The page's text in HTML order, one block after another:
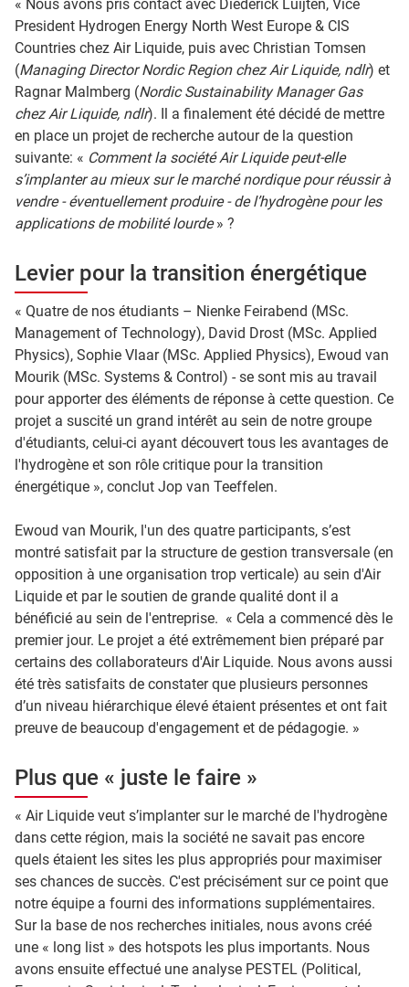
« Nous avons pris contact avec Diederick Luijten, Vice
President Hydrogen Energy North West Europe & CIS
Countries chez Air Liquide, puis avec Christian Tomsen
(Managing Director Nordic Region chez Air Liquide, ndlr) et
Ragnar Malmberg (Nordic Sustainability Manager Gas
chez Air Liquide, ndlr). Il a finalement été décidé de mettre
en place un projet de recherche autour de la question
suivante: « Comment la société Air Liquide peut-elle
s’implanter au mieux sur le marché nordique pour réussir à
vendre - éventuellement produire - de l’hydrogène pour les
applications de mobilité lourde» ?
Levier pour la transition énergétique
« Quatre de nos étudiants – Nienke Feirabend (MSc.
Management of Technology), David Drost (MSc. Applied
Physics), Sophie Vlaar (MSc. Applied Physics), Ewoud van
Mourik (MSc. Systems & Control) - se sont mis au travail
pour apporter des éléments de réponse à cette question. Ce
projet a suscité un grand intérêt au sein de notre groupe
d'étudiants, celui-ci ayant découvert tous les avantages de
l'hydrogène et son rôle critique pour la transition
énergétique », conclut Jop van Teeffelen.
Ewoud van Mourik, l'un des quatre participants, s’est
montré satisfait par la structure de gestion transversale (en
opposition à une organisation trop verticale) au sein d'Air
Liquide et par le soutien de grande qualité dont il a
bénéficié au sein de l'entreprise. « Cela a commencé dès le
premier jour. Le projet a été extrêmement bien préparé par
certains des collaborateurs d'Air Liquide. Nous avons aussi
été très satisfaits de constater que plusieurs personnes
d’un niveau hiérarchique élevé étaient présentes et ont fait
preuve de beaucoup d'engagement et de pédagogie. »
Plus que « juste le faire »
« Air Liquide veut s’implanter sur le marché de l'hydrogène
dans cette région, mais la société ne savait pas encore
quels étaient les sites les plus appropriés pour maximiser
ses chances de succès. C'est précisément sur ce point que
notre équipe a fourni des informations supplémentaires.
Sur la base de nos recherches initiales, nous avons créé
une « long list » des hotspots les plus importants. Nous
avons ensuite effectué une analyse PESTEL (Political,